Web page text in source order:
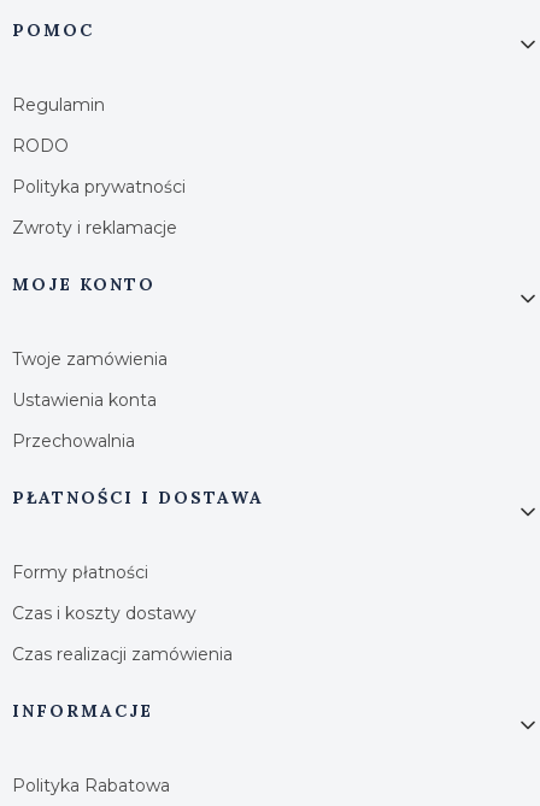
Linki w stopce
POMOC
Regulamin
RODO
Polityka prywatności
Zwroty i reklamacje
MOJE KONTO
Twoje zamówienia
Ustawienia konta
Przechowalnia
PŁATNOŚCI I DOSTAWA
Formy płatności
Czas i koszty dostawy
Czas realizacji zamówienia
INFORMACJE
Polityka Rabatowa